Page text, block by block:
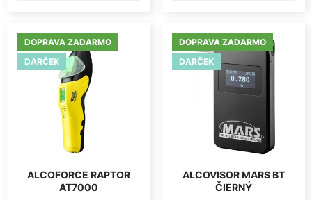
DOPRAVA ZADARMO
DARČEK
ALCOFORCE RAPTOR
AT7000
DOPRAVA ZADARMO
DARČEK
ALCOVISOR MARS BT
ČIERNÝ